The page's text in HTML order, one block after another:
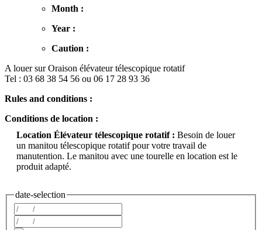
Month :
Year :
Caution :
A louer sur Oraison élévateur télescopique rotatif
Tel : 03 68 38 54 56 ou 06 17 28 93 36
Rules and conditions :
Conditions de location :
Location Élévateur télescopique rotatif : Besoin de louer
un manitou télescopique rotatif pour votre travail de
manutention. Le manitou avec une tourelle en location est le
produit adapté.
date-selection